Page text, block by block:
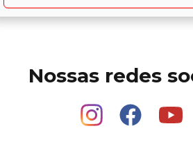
Nossas redes